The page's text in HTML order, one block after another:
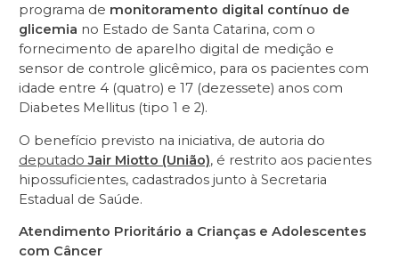
programa de monitoramento digital contínuo de
glicemia no Estado de Santa Catarina, com o
fornecimento de aparelho digital de medição e
sensor de controle glicêmico, para os pacientes com
idade entre 4 (quatro) e 17 (dezessete) anos com
Diabetes Mellitus (tipo 1 e 2).
O benefício previsto na iniciativa, de autoria do
deputadoJair Miotto (União), é restrito aos pacientes
hipossuficientes, cadastrados junto à Secretaria
Estadual de Saúde.
Atendimento Prioritário a Crianças e Adolescentes
com Câncer